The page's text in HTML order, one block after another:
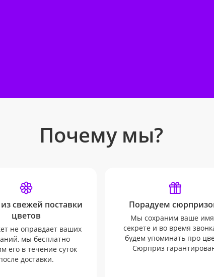
Почему мы?
свежей поставки
цветов
не оправдает ваших
мы бесплатно
его в течение суток
доставки.
Порадуем
Мы сохраним ваше
секрете и во время
будем упоминать про
Сюрприз